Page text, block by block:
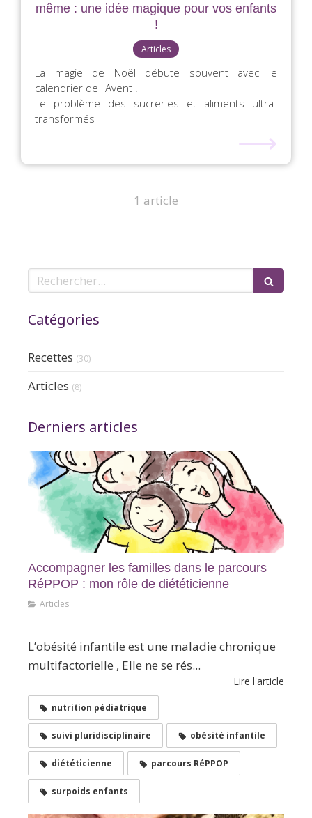
même : une idée magique pour vos enfants
!
Articles
La magie de Noël débute souvent avec le
calendrier de l'Avent !
Le problème des sucreries et aliments ultra-
transformés
⟶
1 article
Rechercher
Catégories
Recettes (30)
Articles (8)
Derniers articles
Accompagner les familles dans le parcours
RéPPOP : mon rôle de diététicienne
Articles
L’obésité infantile est une maladie chronique
multifactorielle , Elle ne se rés...
Lire l'article
nutrition pédiatrique
suivi pluridisciplinaire obésité infantile
diététicienne parcours RéPPOP
surpoids enfants